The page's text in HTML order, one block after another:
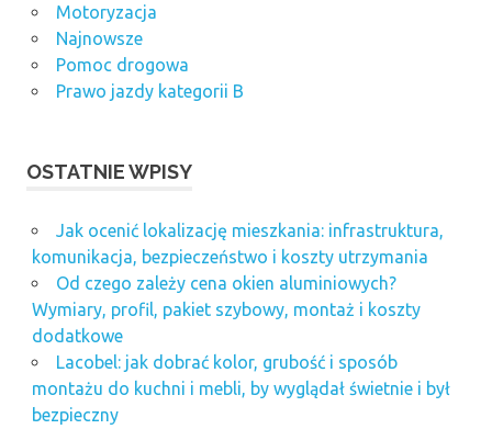
Motoryzacja
Najnowsze
Pomoc drogowa
Prawo jazdy kategorii B
OSTATNIE WPISY
Jak ocenić lokalizację mieszkania: infrastruktura,
komunikacja, bezpieczeństwo i koszty utrzymania
Od czego zależy cena okien aluminiowych?
Wymiary, profil, pakiet szybowy, montaż i koszty
dodatkowe
Lacobel: jak dobrać kolor, grubość i sposób
montażu do kuchni i mebli, by wyglądał świetnie i był
bezpieczny